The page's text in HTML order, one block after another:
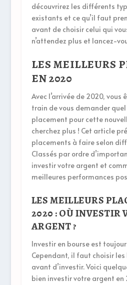
découvrirez les différents
existants et ce qu’il faut
avant de choisir celui qui
n’attendez plus et lancez-
LES MEILLEURS
EN 2020
Avec l’arrivée de 2020,
train de vous demander
placement pour cette
cherchez plus ! Cet article
placements à faire selon
Classés par ordre
investir votre argent et
meilleures performances
LES MEILLEURS
2020 : OÙ INVESTIR
ARGENT ?
Investir en bourse est
Cependant, il faut choisir
avant d’investir. Voici
bien investir votre argent en